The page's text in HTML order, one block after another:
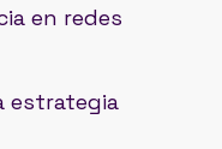
en redes
estrategia